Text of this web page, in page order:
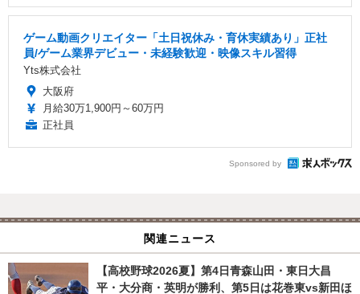
ゲーム動画クリエイター「土日祝休み・育休実績あり」正社
員/ゲーム業界デビュー・未経験歓迎・映像スキル習得
Yts株式会社
大阪府
月給30万1,900円～60万円
正社員
Sponsored by
関連ニュース
【高校野球2026夏】第4日青森山田・東日大昌
平・大分商・英明が勝利、第5日は花巻東vs新田ほ